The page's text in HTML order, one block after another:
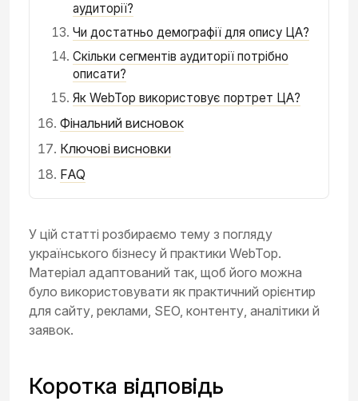
аудиторії?
Чи достатньо демографії для опису ЦА?
Скільки сегментів аудиторії потрібно
описати?
Як WebTop використовує портрет ЦА?
Фінальний висновок
Ключові висновки
FAQ
У цій статті розбираємо тему з погляду
українського бізнесу й практики WebTop.
Матеріал адаптований так, щоб його можна
було використовувати як практичний орієнтир
для сайту, реклами, SEO, контенту, аналітики й
заявок.
Коротка відповідь